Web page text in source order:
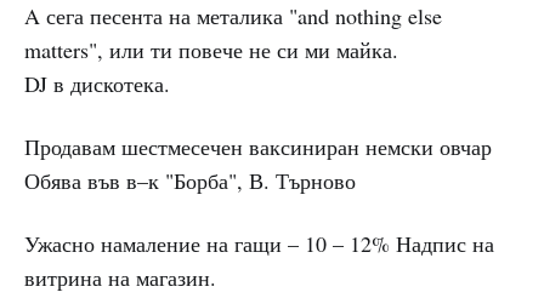
A сега песента на металика "and nothing else
matters", или ти повече не си ми майка.
DJ в дискотека.
Продавам шестмесечен ваксиниран немски овчар
Обява във в–к "Борба", В. Търново
Ужасно намаление на гащи – 10 – 12% Надпис на
витрина на магазин.